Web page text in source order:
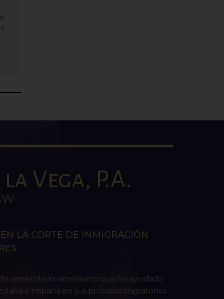
Vega, P.A.
LA CORTE DE INMIGRACIÓN
venezolano-americano que ha ayudado
e hispana en sus procesos migratorios